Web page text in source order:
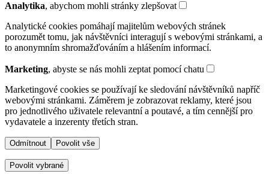
Analytika, abychom mohli stránky zlepšovat
Analytické cookies pomáhají majitelům webových stránek
porozumět tomu, jak návštěvníci interagují s webovými stránkami, a
to anonymním shromažďováním a hlášením informací.
Marketing, abyste se nás mohli zeptat pomocí chatu
Marketingové cookies se používají ke sledování návštěvníků napříč
webovými stránkami. Záměrem je zobrazovat reklamy, které jsou
pro jednotlivého uživatele relevantní a poutavé, a tím cennější pro
vydavatele a inzerenty třetích stran.
Odmítnout Povolit vše
Povolit vybrané